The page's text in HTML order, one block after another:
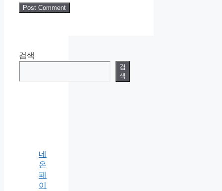
검색
검
색
네
온
페
이